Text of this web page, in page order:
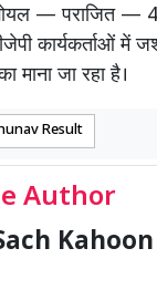
गोयल — पराजित —
कार्यकर्ताओं में
माना जा रहा है।
Result
Author
Kahoon